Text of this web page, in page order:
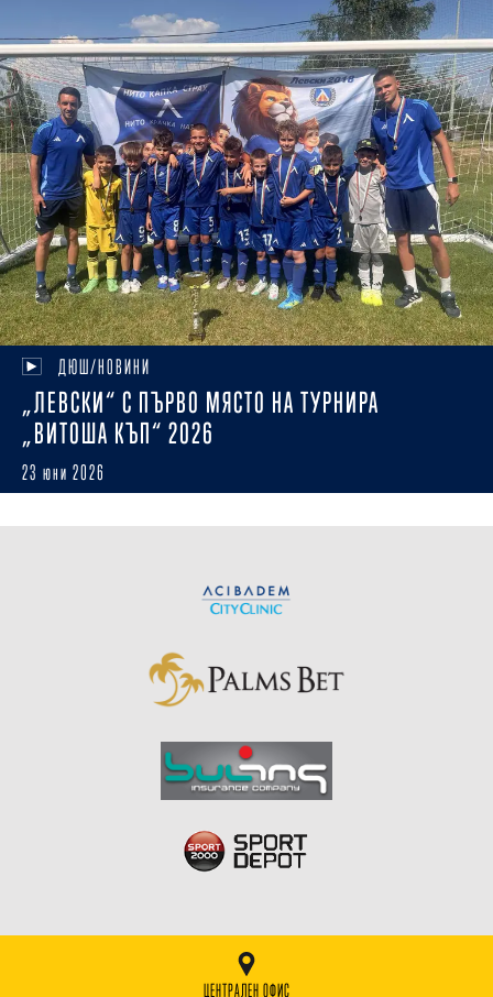
ДЮШ/НОВИНИ
„ЛЕВСКИ“ С ПЪРВО МЯСТО НА ТУРНИРА
„ВИТОША КЪП“ 2026
23 юни 2026
ЦЕНТРАЛЕН ОФИС